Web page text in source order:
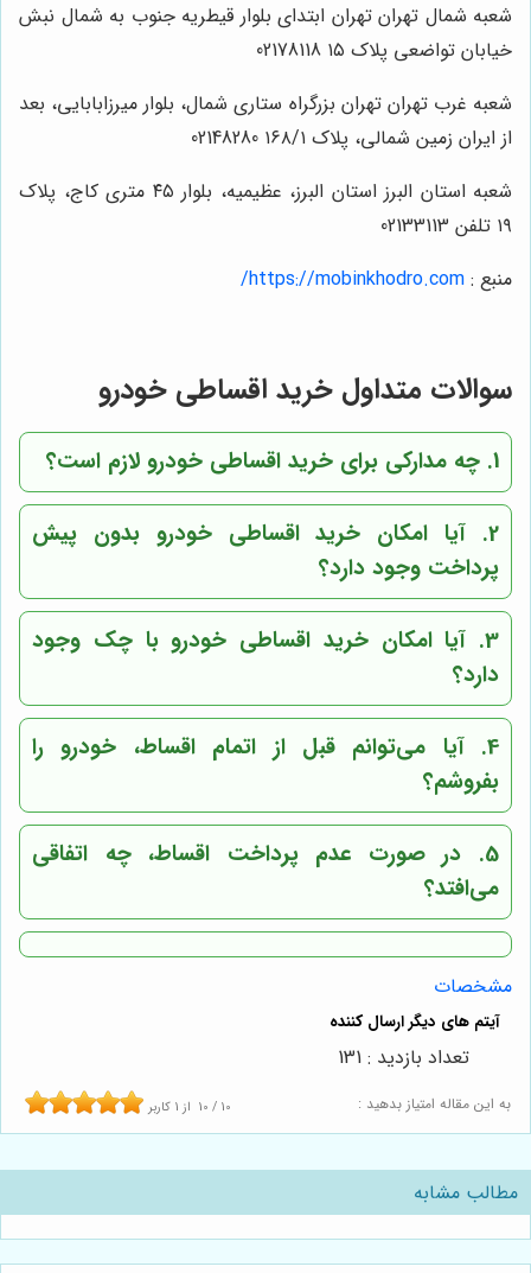
شعبه شمال تهران تهران ابتدای بلوار قیطریه جنوب به شمال نبش
خیابان تواضعی پلاک ۱۵ 02178118
شعبه غرب تهران تهران بزرگراه ستاری شمال، بلوار میرزابابایی، بعد
از ایران زمین شمالی، پلاک ۱۶۸/۱ 02148280
شعبه استان البرز استان البرز، عظیمیه، بلوار ۴۵ متری کاج، پلاک
۱۹ تلفن 02133113
منبع : https://mobinkhodro.com/
سوالات متداول خرید اقساطی خودرو
1. چه مدارکی برای خرید اقساطی خودرو لازم است؟
2. آیا امکان خرید اقساطی خودرو بدون پیش
پرداخت وجود دارد؟
3. آیا امکان خرید اقساطی خودرو با چک وجود
دارد؟
4. آیا می‌توانم قبل از اتمام اقساط، خودرو را
بفروشم؟
5. در صورت عدم پرداخت اقساط، چه اتفاقی
می‌افتد؟
مشخصات
به این مقاله امتیاز بدهید : 10 / 10 از 1 کاربر
تعداد بازدید : 131
مطالب مشابه